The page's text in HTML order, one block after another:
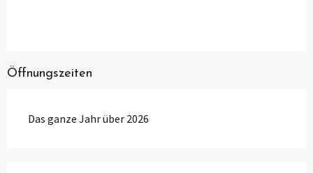
Öffnungszeiten
Das ganze Jahr über 2026